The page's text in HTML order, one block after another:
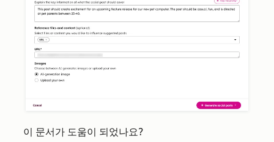
이 문서가 도움이 되었나요?